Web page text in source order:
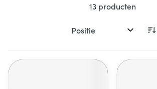
13producten
Sorteer op: